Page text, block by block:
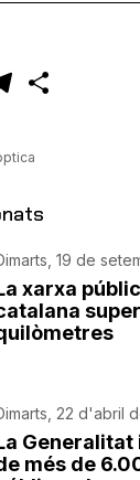
Telegram
19 de
xarxa
22 d'abril
més de